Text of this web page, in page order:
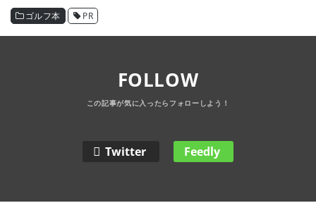
ゴルフ本 PR
FOLLOW
Twitter Feedly